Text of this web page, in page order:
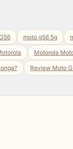
moto g56 5g
Motorola
Review Moto